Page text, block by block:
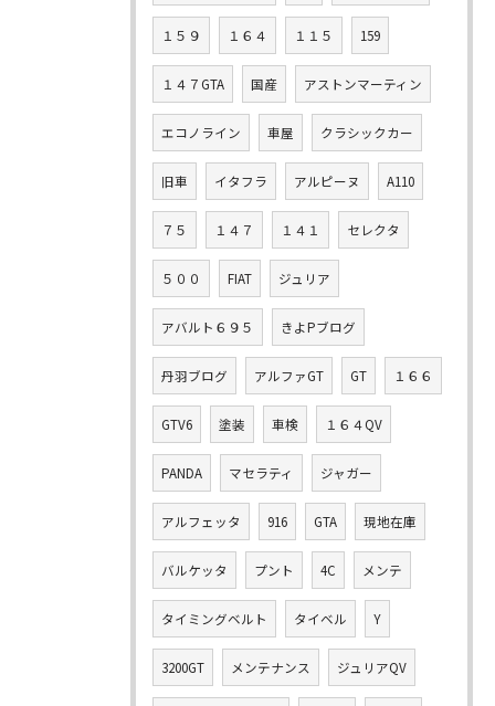
１５９ １６４ １１５ 159
１４７GTA 国産 アストンマーティン
エコノライン 車屋 クラシックカー
旧車 イタフラ アルピーヌ A110
７５ １４７ １４１ セレクタ
５００ FIAT ジュリア
アバルト６９５ きよPブログ
丹羽ブログ アルファGT GT １６６
GTV6 塗装 車検 １６４QV
PANDA マセラティ ジャガー
アルフェッタ 916 GTA 現地在庫
バルケッタ プント 4C メンテ
タイミングベルト タイベル Y
3200GT メンテナンス ジュリアQV